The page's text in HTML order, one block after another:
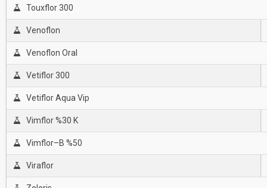
Touxflor 300
Venoflon
Venoflon Oral
Vetiflor 300
Vetiflor Aqua Vip
Vimflor %30 K
Vimflor–B %50
Viraflor